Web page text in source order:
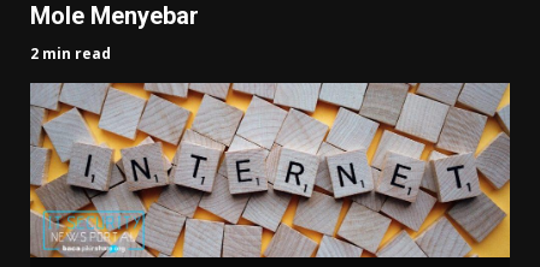
Mole Menyebar
2 min read